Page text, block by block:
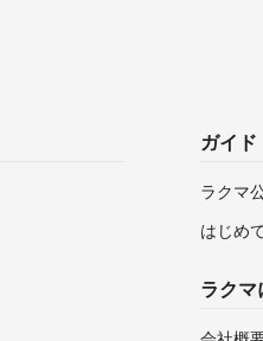
ガイド
ラクマ
はじめ
ラクマ